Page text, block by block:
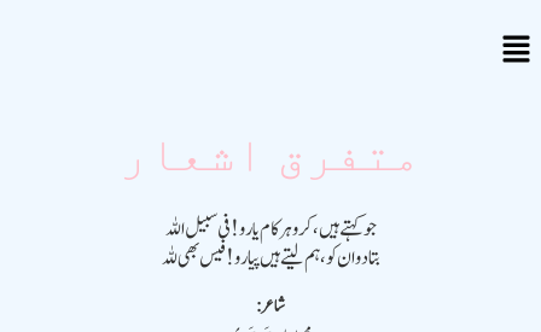
متفرق اشعار
جو کہتے ہیں، کرو ہر کام یارو! فی سبیل اللہ
بتادو ان کو، ہم لیتے ہیں پیارو! فیس بھی للہ
شاعر: